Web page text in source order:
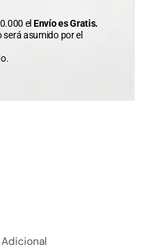
elEnvío es Gratis.
será asumido por el